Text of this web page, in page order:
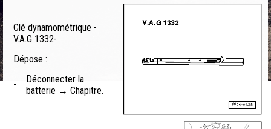
Clé dynamométrique -
V.A.G 1332-
Dépose :
-
Déconnecter la
batterie → Chapitre.